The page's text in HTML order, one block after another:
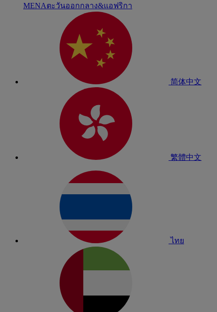
MENAตะวันออกกลาง&แอฟริกา
简体中文
繁體中文
ไทย